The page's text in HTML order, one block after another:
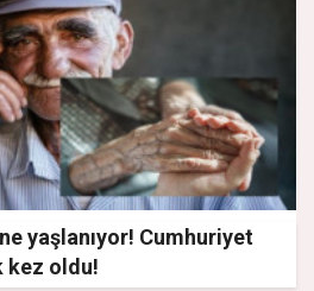
yaşlanıyor! Cumhuriyet
kez oldu!